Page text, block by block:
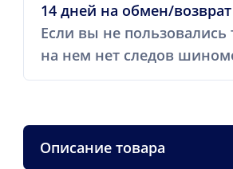
14 дней на обмен/
Если вы не пользовались
на нем нет следов
Описание товара